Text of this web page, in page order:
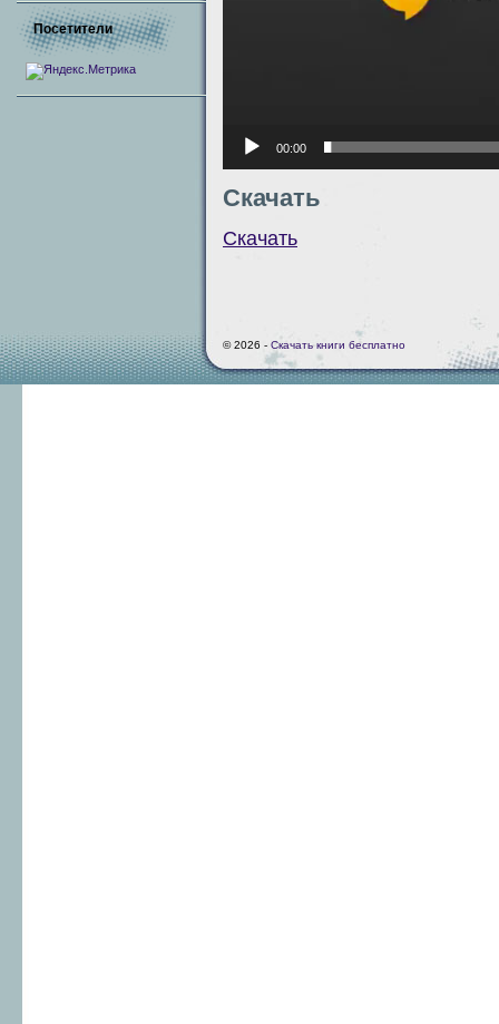
00:00
Скачать
Скачать
Посетители
© 2026 - Скачать книги бесплатно